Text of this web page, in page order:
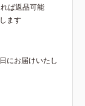
ば返品可能
ます
にお届けいたし